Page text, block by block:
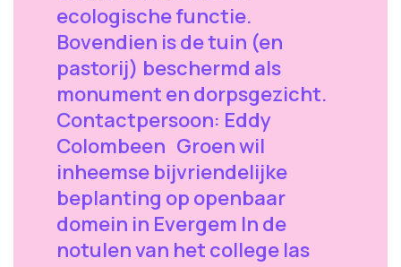
ecologische functie.
Bovendien is de tuin (en
pastorij) beschermd als
monument en dorpsgezicht.
Contactpersoon: Eddy
Colombeen Groen wil
inheemse bijvriendelijke
beplanting op openbaar
domein in Evergem In de
notulen van het college las